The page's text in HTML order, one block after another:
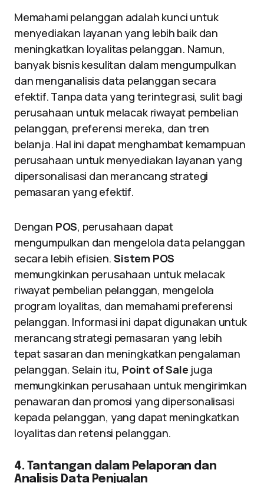
Memahami pelanggan adalah kunci untuk
menyediakan layanan yang lebih baik dan
meningkatkan loyalitas pelanggan. Namun,
banyak bisnis kesulitan dalam mengumpulkan
dan menganalisis data pelanggan secara
efektif. Tanpa data yang terintegrasi, sulit bagi
perusahaan untuk melacak riwayat pembelian
pelanggan, preferensi mereka, dan tren
belanja. Hal ini dapat menghambat kemampuan
perusahaan untuk menyediakan layanan yang
dipersonalisasi dan merancang strategi
pemasaran yang efektif.
Dengan POS, perusahaan dapat
mengumpulkan dan mengelola data pelanggan
secara lebih efisien.Sistem POS
memungkinkan perusahaan untuk melacak
riwayat pembelian pelanggan, mengelola
program loyalitas, dan memahami preferensi
pelanggan. Informasi ini dapat digunakan untuk
merancang strategi pemasaran yang lebih
tepat sasaran dan meningkatkan pengalaman
pelanggan. Selain itu, Point of Sale juga
memungkinkan perusahaan untuk mengirimkan
penawaran dan promosi yang dipersonalisasi
kepada pelanggan, yang dapat meningkatkan
loyalitas dan retensi pelanggan.
4. Tantangan dalam Pelaporan dan
Analisis Data Penjualan